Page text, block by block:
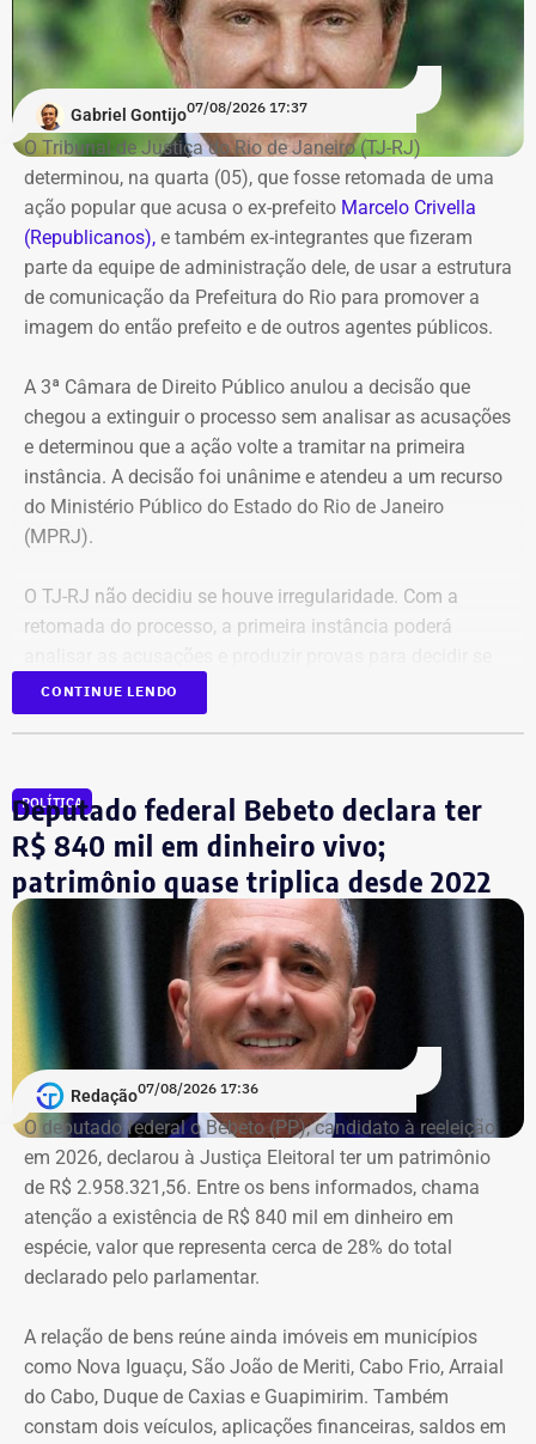
no sistema DivulgaCandContas, do TSE.
Gabriel Gontijo07/08/2026 17:37
O Tribunal de Justiça do Rio de Janeiro (TJ-RJ)
determinou, na quarta (05), que fosse retomada de uma
ação popular que acusa o ex-prefeito Marcelo Crivella
(Republicanos), e também ex-integrantes que fizeram
parte da equipe de administração dele, de usar a estrutura
de comunicação da Prefeitura do Rio para promover a
imagem do então prefeito e de outros agentes públicos.
A 3ª Câmara de Direito Público anulou a decisão que
chegou a extinguir o processo sem analisar as acusações
e determinou que a ação volte a tramitar na primeira
instância. A decisão foi unânime e atendeu a um recurso
do Ministério Público do Estado do Rio de Janeiro
(MPRJ).
O TJ-RJ não decidiu se houve irregularidade. Com a
retomada do processo, a primeira instância poderá
houve uso indevido da publicidade oficial.
A ação popular, apresentada pelo advogado Fernando
Lyra Reis, aléga que a gestão Crivella usou perfis oficiais
da prefeitura em redes sociais, no Diário Oficial do
Município e em outros canais institucionais para divulgar
conteúdos que, segundo ação, iam além da informação
do poder público e promoviam pessoalmente o então
prefeito e integrantes do governo.
A acusação afirma que esses canais passaram a
apresentar Crivella como responsável direto por obras,
serviços e programas públicos. Um exemplo disso,
segundo a Ação Popular, foram as publicações em que
Crivella aparece anunciando entregas de obras e
reformas de praças, além de mensagens em primeira
pessoa, como: “Estamos aqui recuperando os aparelhos
da praça”.
*Com informações do g1
CONTINUE LENDO
POLÍTICA
Deputado federal Bebeto declara ter
R$ 840 mil em dinheiro vivo;
patrimônio quase triplica desde 2022
Redação07/08/2026 17:36
O deputado federal o Bebeto (PP), candidato à reeleição
em 2026, declarou à Justiça Eleitoral ter um patrimônio
de R$ 2.958.321,56. Entre os bens informados, chama
atenção a existência de R$ 840 mil em dinheiro em
espécie, valor que representa cerca de 28% do total
declarado pelo parlamentar.
A relação de bens reúne ainda imóveis em municípios
como Nova Iguaçu, São João de Meriti, Cabo Frio, Arraial
do Cabo, Duque de Caxias e Guapimirim. Também
constam dois veículos, aplicações financeiras, saldos em